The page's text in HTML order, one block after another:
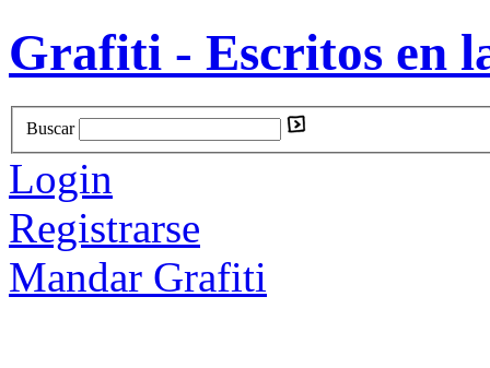
Grafiti - Escritos en
Buscar
Login
Registrarse
Mandar Grafiti